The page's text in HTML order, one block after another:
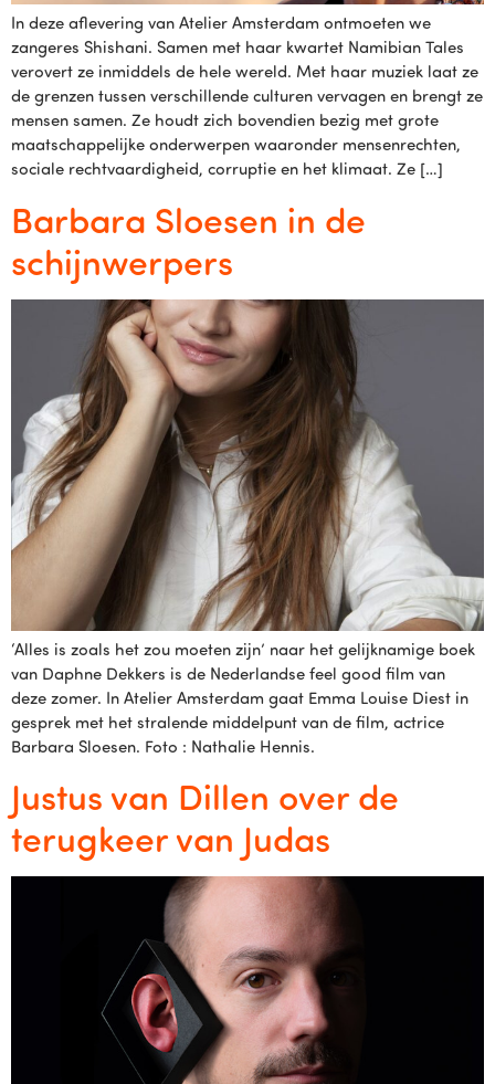
In deze aflevering van Atelier Amsterdam ontmoeten we
zangeres Shishani. Samen met haar kwartet Namibian Tales
verovert ze inmiddels de hele wereld. Met haar muziek laat ze
de grenzen tussen verschillende culturen vervagen en brengt ze
mensen samen. Ze houdt zich bovendien bezig met grote
maatschappelijke onderwerpen waaronder mensenrechten,
sociale rechtvaardigheid, corruptie en het klimaat. Ze […]
Barbara Sloesen in de
schijnwerpers
‘Alles is zoals het zou moeten zijn’ naar het gelijknamige boek
van Daphne Dekkers is de Nederlandse feel good film van
deze zomer. In Atelier Amsterdam gaat Emma Louise Diest in
gesprek met het stralende middelpunt van de film, actrice
Barbara Sloesen. Foto : Nathalie Hennis.
Justus van Dillen over de
terugkeer van Judas